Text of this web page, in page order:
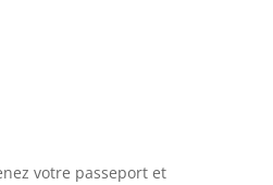
votre passeport et